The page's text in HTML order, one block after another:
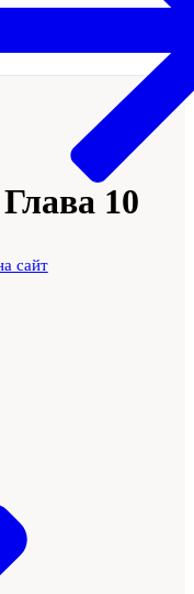
сайт
10